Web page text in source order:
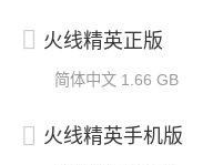
火线精英正版
简体中文 1.66 GB
火线精英手机版